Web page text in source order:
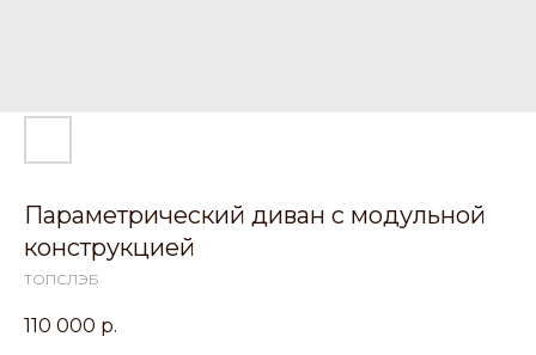
Параметрический диван с модульной
конструкцией
ТОПСЛЭБ
110 000 р.